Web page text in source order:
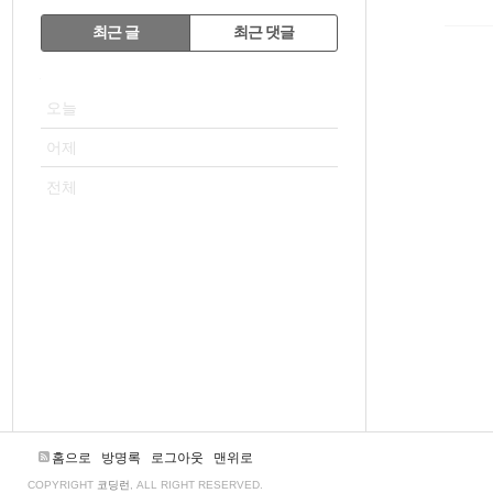
RECENTLY
최근 글 최근 댓글
오늘
어제
전체
홈으로 방명록 로그아웃 맨위로
COPYRIGHT 코딩런 , ALL RIGHT RESERVED.